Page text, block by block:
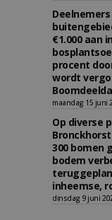
€1.000 aan
procent
wordt
maandag 15 juni
Op diverse
300 bomen
bodem
inheemse,
dinsdag 9 juni